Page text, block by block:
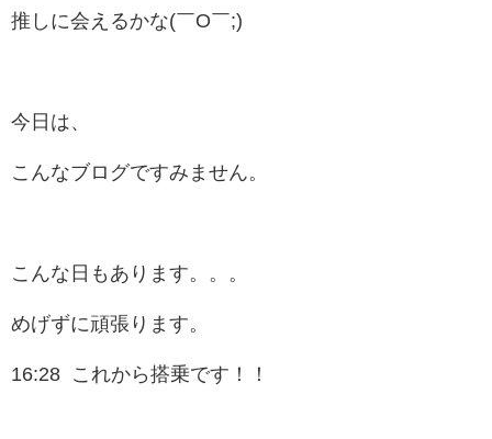
推しに会えるかな(￣O￣;)
今日は、
こんなブログですみません。
こんな日もあります。。。
めげずに頑張ります。
16:28 これから搭乗です！！